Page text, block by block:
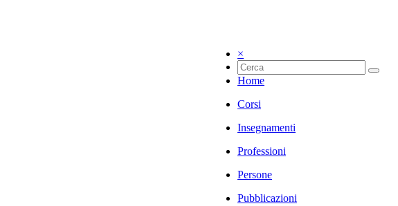
×
Home
Corsi
Insegnamenti
Professioni
Persone
Pubblicazioni